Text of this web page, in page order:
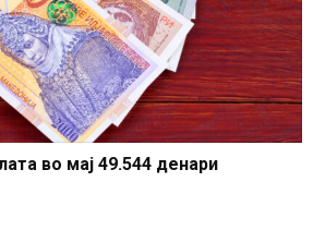
во мај 49.544 денари